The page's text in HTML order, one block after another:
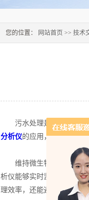
您的位置： 网站首页 >> 技术
污水处理是一个涉及多种
分析仪的应用，为污水处
维持微生物活性是污水处
析仪能够实时监测水中的
理效率，还能避免过量曝